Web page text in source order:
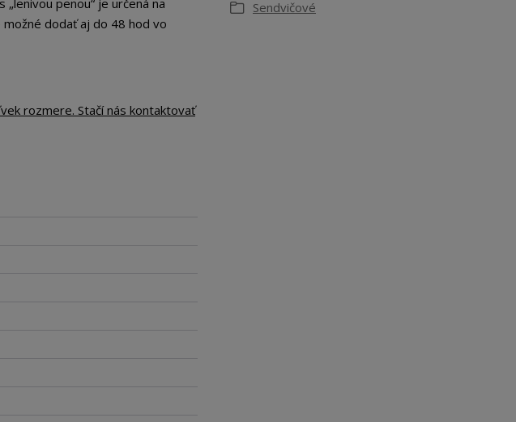
penou“ je určená na
dodať aj do 48 hod vo
rozmere. Stačí nás kontaktovať
Sendvičové